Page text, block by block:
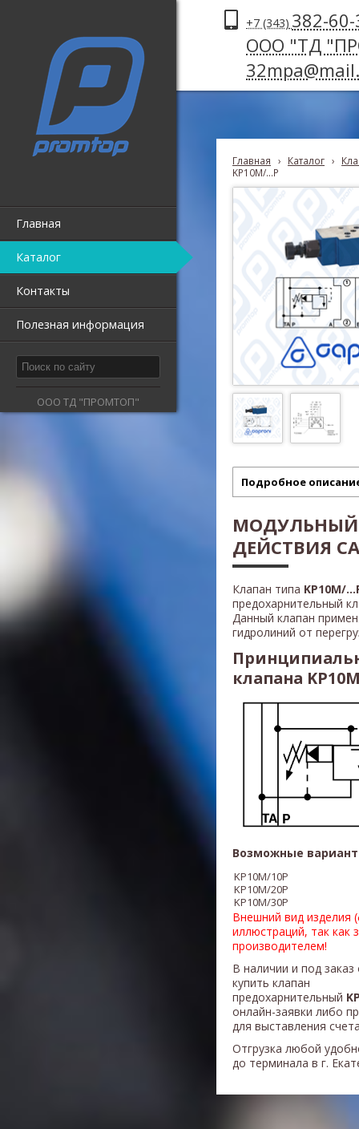
Главная
Каталог
Контакты
Полезная информация
ООО ТД "ПРОМТОП"
+7 (343) 382-
ООО "ТД
Главная › Каталог ›
KP10M/...P
Подробное
МОДУЛЬНЫЙ
ДЕЙСТВИЯ
Клапан типа KP10M/
предохарнительный
Данный клапан
гидролиний от
клапана
Возможные
KP10M/10P
KP10M/20P
KP10M/30P
Внешний вид изделия
иллюстраций, так как
производителем!
В наличии и под
купить клапан
предохарнительный
онлайн-заявки либо
для выставления
Отгрузка любой
до терминала в г.